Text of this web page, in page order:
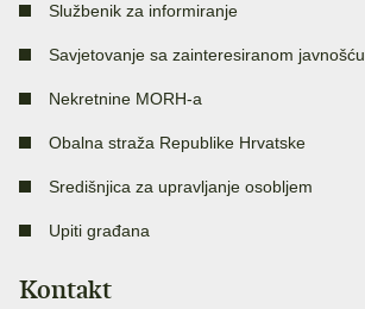
Službenik za informiranje
Savjetovanje sa zainteresiranom javnošću
Nekretnine MORH-a
Obalna straža Republike Hrvatske
Središnjica za upravljanje osobljem
Upiti građana
Kontakt